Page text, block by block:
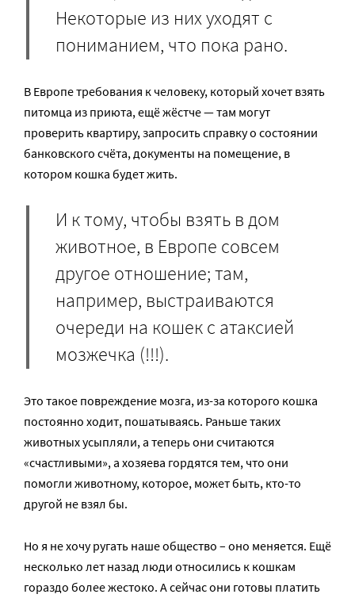
Некоторые из них уходят с
пониманием, что пока рано.
В Европе требования к человеку, который хочет взять
питомца из приюта, ещё жёстче — там могут
проверить квартиру, запросить справку о состоянии
банковского счёта, документы на помещение, в
котором кошка будет жить.
И к тому, чтобы взять в дом
животное, в Европе совсем
другое отношение; там,
например, выстраиваются
очереди на кошек с атаксией
мозжечка (!!!).
Это такое повреждение мозга, из-за которого кошка
постоянно ходит, пошатываясь. Раньше таких
животных усыпляли, а теперь они считаются
«счастливыми», а хозяева гордятся тем, что они
помогли животному, которое, может быть, кто-то
другой не взял бы.
Но я не хочу ругать наше общество – оно меняется. Ещё
несколько лет назад люди относились к кошкам
гораздо более жестоко. А сейчас они готовы платить